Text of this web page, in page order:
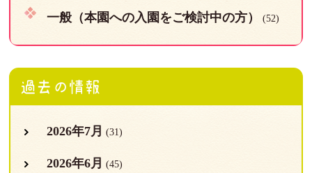
一般（本園への入園をご検討中の方） (52)
過去の情報
2026年7月 (31)
2026年6月 (45)